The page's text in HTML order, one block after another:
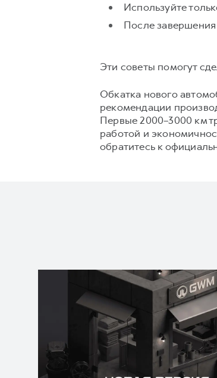
Используйте
После завершения
Эти советы помогут
Обкатка нового
рекомендации
Первые 2000–3000 км
работой и
обратитесь к